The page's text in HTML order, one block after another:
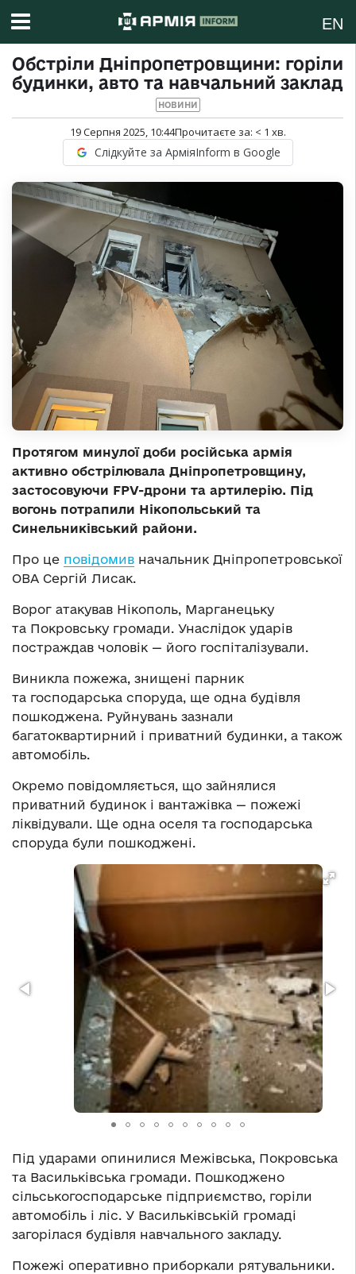
EN
Обстріли Дніпропетровщини: горіли
будинки, авто та навчальний заклад
НОВИНИ
19 Серпня 2025, 10:44Прочитаєте за: < 1 хв.
Слідкуйте за АрміяInform в Google
Протягом минулої доби російська армія
активно обстрілювала Дніпропетровщину,
застосовуючи FPV-дрони та артилерію. Під
вогонь потрапили Нікопольський та
Синельниківський райони.
Про це повідомив начальник Дніпропетровської
ОВА Сергій Лисак.
Ворог атакував Нікополь, Марганецьку
та Покровську громади. Унаслідок ударів
постраждав чоловік — його госпіталізували.
Виникла пожежа, знищені парник
та господарська споруда, ще одна будівля
пошкоджена. Руйнувань зазнали
багатоквартирний і приватний будинки, а також
автомобіль.
Окремо повідомляється, що зайнялися
приватний будинок і вантажівка — пожежі
ліквідували. Ще одна оселя та господарська
споруда були пошкоджені.
Під ударами опинилися Межівська, Покровська
та Васильківська громади. Пошкоджено
сільськогосподарське підприємство, горіли
автомобіль і ліс. У Васильківській громаді
загорілася будівля навчального закладу.
Пожежі оперативно приборкали рятувальники.